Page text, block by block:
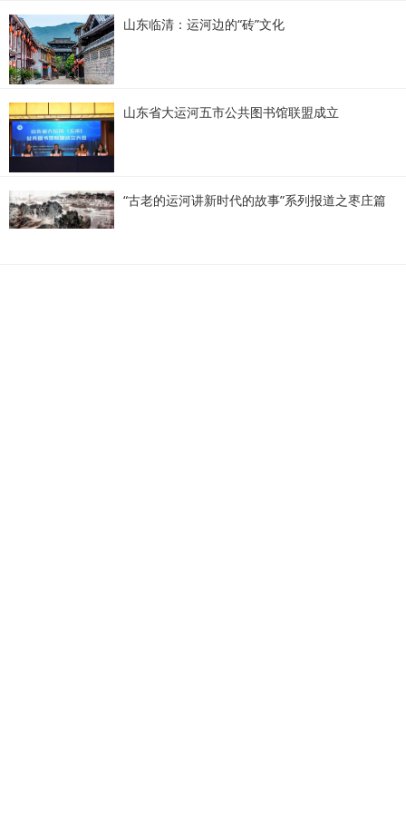
山东临清：运河边的“砖”文化
山东省大运河五市公共图书馆联盟成立
“古老的运河讲新时代的故事”系列报道之枣庄篇